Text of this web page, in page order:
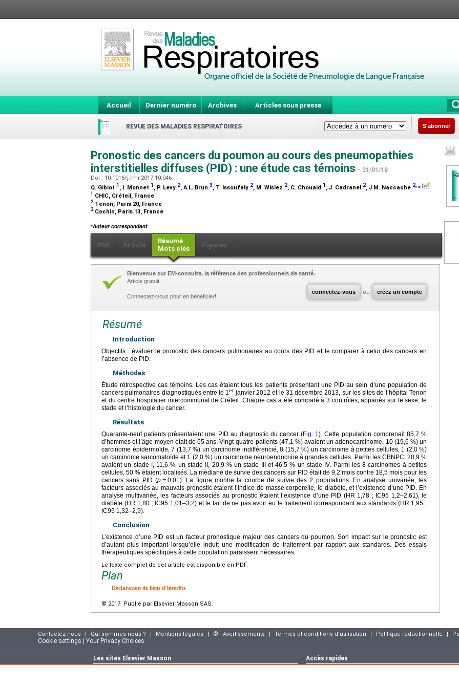
Accueil Dernier numéro Archives Articles sous presse
REVUE DES MALADIES RESPIRATOIRES S'abonner
Pronostic des cancers du poumon au cours des pneumopathies
interstitielles diffuses (PID) : une étude cas témoins - 31/01/18
Doi : 10.1016/j.rmr.2017.10.046
Q. Gibiot 1 , I. Monnet 1 , P. Levy 2, A.L. Brun 3, T. Issoufaly 2, M. Wislez 2, C. Chouaid 1 , J. Cadranel 2, J.M. Naccache 2,⁎
1 CHIC, Créteil, France
2 Tenon, Paris 20, France
3 Cochin, Paris 13, France
⁎Auteur correspondant.
PDF Article
Résumé
Mots clés
Figures
connectez-vous ou créez un compte
Bienvenue sur EM-consulte, la référence des professionnels de santé.
Article gratuit.
Connectez-vous pour en bénéficier!
Résumé
Introduction
Objectifs : évaluer le pronostic des cancers pulmonaires au cours des PID et le comparer à celui des cancers en
l’absence de PID.
Méthodes
Étude rétrospective cas témoins. Les cas étaient tous les patients présentant une PID au sein d’une population de
cancers pulmonaires diagnostiqués entre le 1erjanvier 2012 et le 31 décembre 2013, sur les sites de l’hôpital Tenon
et du centre hospitalier intercommunal de Créteil. Chaque cas a été comparé à 3 contrôles, appariés sur le sexe, le
stade et l’histologie du cancer.
Résultats
Quarante-neuf patients présentaient une PID au diagnostic du cancer (Fig. 1). Cette population comprenait 85,7 %
d’hommes et l’âge moyen était de 65 ans. Vingt-quatre patients (47,1 %) avaient un adénocarcinome, 10 (19,6 %) un
carcinome épidermoïde, 7 (13,7 %) un carcinome indifférencié, 8 (15,7 %) un carcinome à petites cellules, 1 (2,0 %)
un carcinome sarcomatoïde et 1 (2,0 %) un carcinome neuroendocrine à grandes cellules. Parmi les CBNPC, 20,9 %
avaient un stade I, 11,6 % un stade II, 20,9 % un stade III et 46,5 % un stade IV. Parmi les 8 carcinomes à petites
cellules, 50 % étaient localisés. La médiane de survie des cancers sur PID était de 9,2 mois contre 18,5 mois pour les
cancers sans PID (p = 0,01). La figure montre la courbe de survie des 2 populations. En analyse univariée, les
facteurs associés au mauvais pronostic étaient l’indice de masse corporelle, le diabète, et l’existence d’une PID. En
analyse multivariée, les facteurs associés au pronostic étaient l’existence d’une PID (HR 1,78 ; IC95 1,2–2,61), le
diabète (HR 1,80 ; IC95 1,01–3,2) et le fait de ne pas avoir eu le traitement correspondant aux standards (HR 1,95 ;
IC95 1,32–2,9).
Conclusion
L’existence d’une PID est un facteur pronostique majeur des cancers du poumon. Son impact sur le pronostic est
d’autant plus important lorsqu’elle induit une modification de traitement par rapport aux standards. Des essais
thérapeutiques spécifiques à cette population paraissent nécessaires.
Le texte complet de cet article est disponible en PDF.
Plan
Déclaration de liens d’intérêts
© 2017 Publié par Elsevier Masson SAS.
Contactez-nous | Qui sommes-nous ? | Mentions légales | © - Avertissements | Termes et conditions d'utilisation | Politique rédactionnelle |
Cookie settings | Your Privacy Choices
Les sites Elsevier Masson Accès rapides